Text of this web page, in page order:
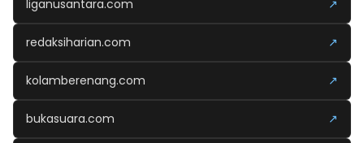
liganusantara.com ↗
redaksiharian.com ↗
kolamberenang.com ↗
bukasuara.com ↗